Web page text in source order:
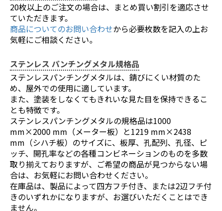
20枚以上のご注文の場合は、まとめ買い割引を適応させ
ていただきます。
商品についてのお問い合わせから必要枚数を記入の上お
気軽にご相談ください。
ステンレス パンチングメタル規格品
ステンレスパンチングメタルは、錆びにくい材質のた
め、屋外での使用に適しています。
また、塗装をしなくてもきれいな見た目を保持できるこ
とも特徴です。
ステンレスパンチングメタルの規格品は1000
mm×2000 mm（メーター板）と1219 mm×2438
mm（シハチ板）のサイズに、板厚、孔配列、孔径、ピ
ッチ、開孔率などの各種コンビネーションのものを多数
取り揃えておりますが、ご希望の商品が見つからない場
合は、お気軽にお問い合わせください。
在庫品は、製品によって四方フチ付き、または2辺フチ付
きのいずれかになりますが、お選びいただくことはでき
ません。